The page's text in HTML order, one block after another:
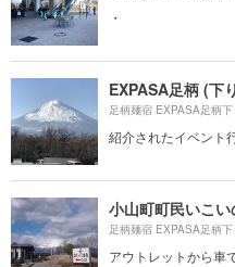
・
EXPASA足柄 (下
足柄麺宿 EXPASA足柄
紹介されたイベント
小山町町民いこい
足柄麺宿 EXPASA足柄
アウトレットから車